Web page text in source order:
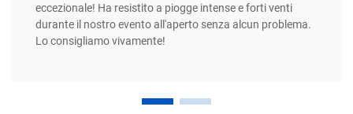
eccezionale! Ha resistito a piogge intense e forti venti
durante il nostro evento all'aperto senza alcun problema.
Lo consigliamo vivamente!